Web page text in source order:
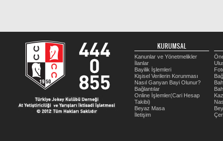
KURUMSAL
Kanunlar ve Yönetmelikler
İlanlar
Bayilik İşlemleri
Kişisel Verilerin Korunması
Nasıl Ganyan Bayi Olunur?
Bağlantılar
Online İşlemler(Cari Hesap
Takibi)
Beyaz Masa
İletişim